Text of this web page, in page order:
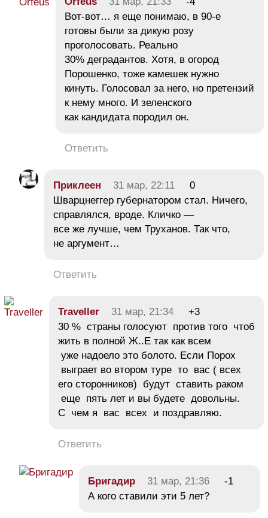
Вот-вот… я еще понимаю, в 90-е
готовы были за дикую розу
проголосовать. Реально
30% деградантов. Хотя, в огород
Порошенко, тоже камешек нужно
кинуть. Голосовал за него, но претензий
к нему много. И зеленского
как кандидата породил он.
Ответить
Приклеен 31 мар, 22:11
0
Шварцнеггер губернатором стал. Ничего,
справлялся, вроде. Кличко —
все же лучше, чем Труханов. Так что,
не аргумент…
Ответить
Traveller 31 мар, 21:34
+3
30 % страны голосуют против того чтоб
жить в полной Ж..Е так как всем
уже надоело это болото. Если Порох
выграет во втором туре то вас ( всех
его сторонников) будут ставить раком
еще пять лет и вы будете довольны.
С чем я вас всех и поздравляю.
Ответить
Бригадир 31 мар, 21:36
-1
А кого ставили эти 5 лет?